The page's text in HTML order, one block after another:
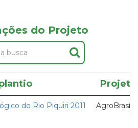
do Projeto
Projeto
do Rio Piquiri 2011 AgroBrasília